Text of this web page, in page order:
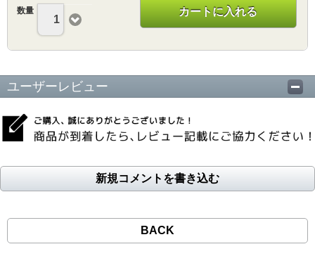
数量
1
カートに入れる
ユーザーレビュー
新規コメントを書き込む
BACK